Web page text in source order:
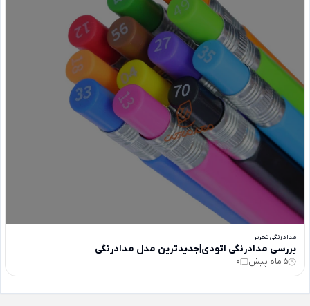
مداد رنگی تحریر
بررسی مدادرنگی اتودی|جدیدترین مدل مدادرنگی
5 ماه پیش 0